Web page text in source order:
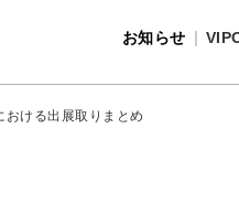
お知らせ
ける出展取りまとめ